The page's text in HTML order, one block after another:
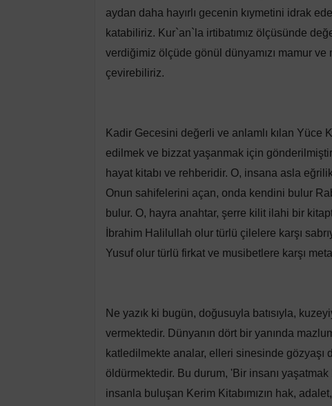
aydan daha hayırlı gecenin kıymetini idrak
katabiliriz. Kur`an`la irtibatımız ölçüsünde
verdiğimiz ölçüde gönül dünyamızı mamur ve
çevirebiliriz.
Kadir Gecesini değerli ve anlamlı kılan Yüce
edilmek ve bizzat yaşanmak için
hayat kitabı ve rehberidir. O, insana asla
Onun sahifelerini açan, onda kendini bulur
bulur. O, hayra anahtar, şerre kilit ilahi bir
İbrahim Halilullah olur türlü çilelere karşı
Yusuf olur türlü firkat ve musibetlere karşı
Ne yazık ki bugün, doğusuyla batısıyla,
vermektedir. Dünyanın dört bir yanında
katledilmekte analar, elleri sinesinde gözyaşı
öldürmektedir. Bu durum, 'Bir insanı
insanla buluşan Kerim Kitabımızın hak,